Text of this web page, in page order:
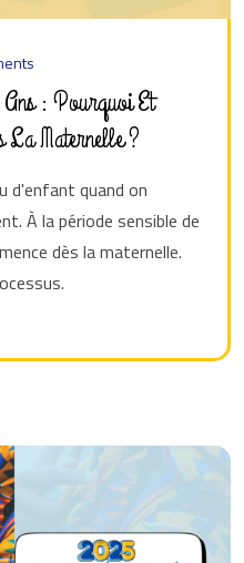
: Pourquoi Et
La Maternelle ?
d'enfant quand on
À la période sensible de
dès la maternelle.